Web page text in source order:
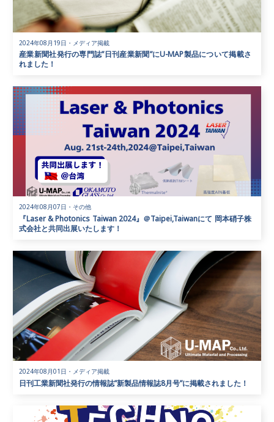
2024年08月19日 ・ メディア掲載
産業新聞社発行の専門誌”日刊産業新聞”にU-MAP製品について掲載さ
れました！
2024年08月07日 ・ その他
『Laser & Photonics Taiwan 2024』＠Taipei,Taiwanにて 岡本硝子株
式会社と共同出展いたします！
2024年08月01日 ・ メディア掲載
日刊工業新聞社発行の情報誌”新製品情報誌8月号”に掲載されました！